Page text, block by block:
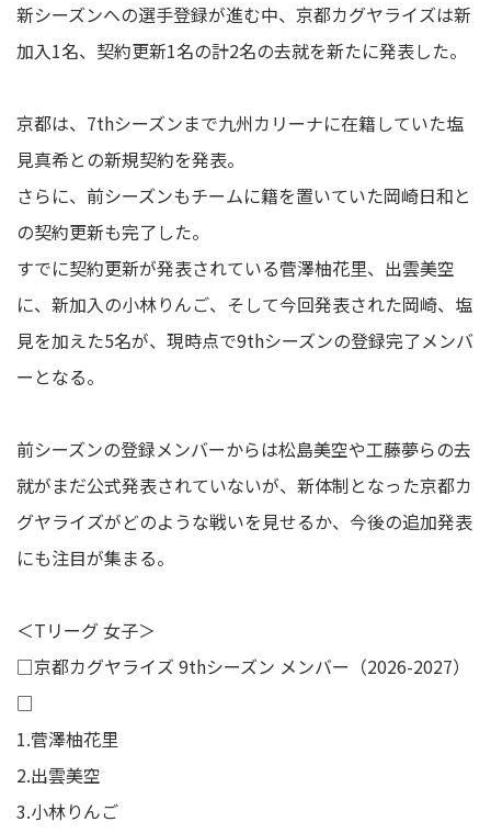
新シーズンへの選手登録が進む中、京都カグヤライズは新
加入1名、契約更新1名の計2名の去就を新たに発表した。
京都は、7thシーズンまで九州カリーナに在籍していた塩
見真希との新規契約を発表。
さらに、前シーズンもチームに籍を置いていた岡崎日和と
の契約更新も完了した。
すでに契約更新が発表されている菅澤柚花里、出雲美空
に、新加入の小林りんご、そして今回発表された岡崎、塩
見を加えた5名が、現時点で9thシーズンの登録完了メンバ
ーとなる。
前シーズンの登録メンバーからは松島美空や工藤夢らの去
就がまだ公式発表されていないが、新体制となった京都カ
グヤライズがどのような戦いを見せるか、今後の追加発表
にも注目が集まる。
＜Tリーグ 女子＞
□京都カグヤライズ 9thシーズン メンバー（2026-2027）
□
1.菅澤柚花里
2.出雲美空
3.小林りんご